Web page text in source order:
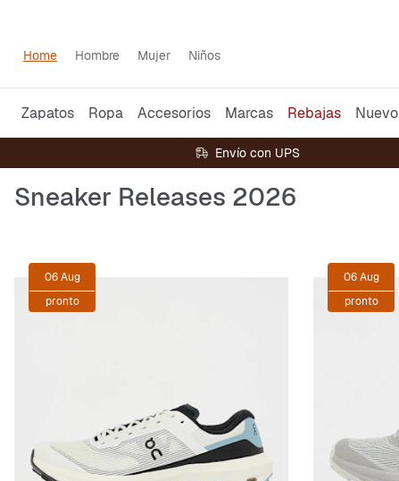
Home Hombre Mujer Niños
Zapatos Ropa Accesorios Marcas Rebajas Nuevo
Envío con UPS
Sneaker Releases 2026
06 Aug
pronto
06 Aug
pronto